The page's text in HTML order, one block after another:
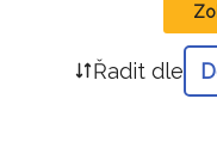
Řadit dle